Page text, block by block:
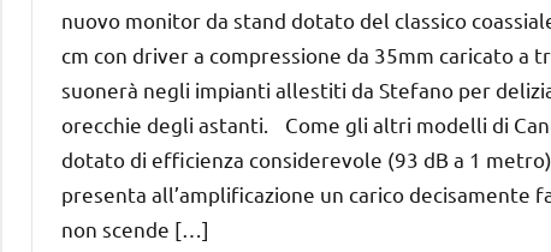
2012
nuovo monitor da stand dotato del classico
cm con driver a compressione da 35mm caricato a
suonerà negli impianti allestiti da Stefano per
orecchie degli astanti. Come gli altri modelli di
dotato di efficienza considerevole (93 dB a 1
presenta all’amplificazione un carico decisamente
non scende […]